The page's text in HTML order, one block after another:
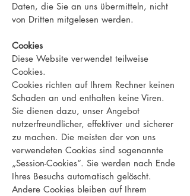
Daten, die Sie an uns übermitteln, nicht
von Dritten mitgelesen werden.
Cookies
Diese Website verwendet teilweise
Cookies.
Cookies richten auf Ihrem Rechner keinen
Schaden an und enthalten keine Viren.
Sie dienen dazu, unser Angebot
nutzerfreundlicher, effektiver und sicherer
zu machen. Die meisten der von uns
verwendeten Cookies sind sogenannte
„Session-Cookies“. Sie werden nach Ende
Ihres Besuchs automatisch gelöscht.
Andere Cookies bleiben auf Ihrem